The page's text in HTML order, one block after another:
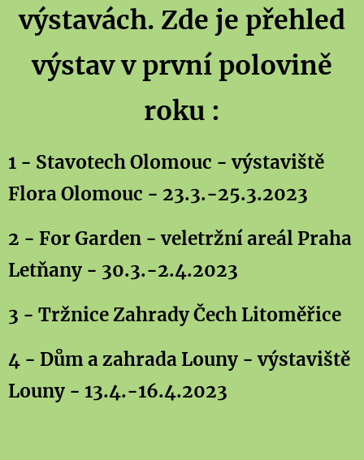
výstavách. Zde je přehled
výstav v první polovině
roku :
1 - Stavotech Olomouc - výstaviště
Flora Olomouc - 23.3.-25.3.2023
2 - For Garden - veletržní areál Praha
Letňany - 30.3.-2.4.2023
3 - Tržnice Zahrady Čech Litoměřice
4 - Dům a zahrada Louny - výstaviště
Louny - 13.4.-16.4.2023